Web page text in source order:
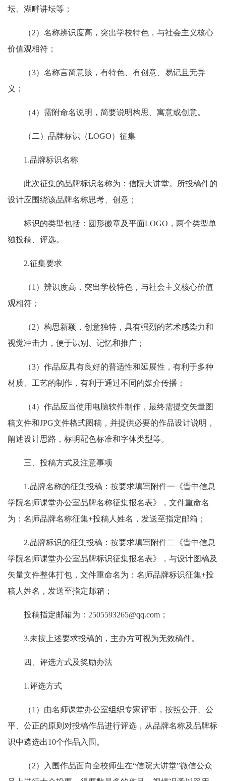
坛、湖畔讲坛等；
（2）名称辨识度高，突出学校特色，与社会主义核心
价值观相符；
（3）名称言简意赅，有特色、有创意、易记且无异
义；
（4）需附命名说明，简要说明构思、寓意或创意。
（二） 品牌标识（LOGO）征集
1.品牌标识名称
此次征集的品牌标识名称为：信院大讲堂。所投稿件的
设计应围绕该品牌名称思考、创意；
标识的类型包括：圆形徽章及平面LOGO ，两个类型单
独投稿、评选。
2.征集要求
（1 ）辨识度高，突出学校特色，与社会主义核心价值
观相符；
（2）构思新颖，创意独特，具有强烈的艺术感染力和
视觉冲击力，便于识别、记忆和推广；
（3）作品应具有良好的普适性和延展性，有利于多种
材质、工艺的制作，有利于通过不同的媒介传播；
（4）作品应当使用电脑软件制作，最终需提交矢量图
稿文件和JPG文件格式图稿，并提供必要的作品设计说明，
阐述设计思路，标明配色标准和字体类型等。
三、 投稿方式及注意事项
1.品牌名称的征集投稿：按要求填写附件一《晋中信息
学院名师课堂办公室品牌名称征集报名表》，文件重命名
为：名师品牌名称征集+投稿人姓名，发送至指定邮箱；
2.品牌标识的征集投稿：按要求填写附件二《晋中信息
学院名师课堂办公室品牌标识征集报名表》，与设计图稿及
矢量文件整体打包，文件重命名为：名师品牌标识征集+投
稿人姓名，发送至指定邮箱；
投稿指定邮箱为： 2505593265@qq.com ；
3.未按上述要求投稿的，主办方可视为无效稿件。
四、 评选方式及奖励办法
1.评选方式
（1 ）由名师课堂办公室组织专家评审，按照公开、公
平、公正的原则对投稿作品进行评选，从品牌名称及品牌标
识中遴选出10个作品入围。
（2）入围作品面向全校师生在“信院大讲堂”微信公众